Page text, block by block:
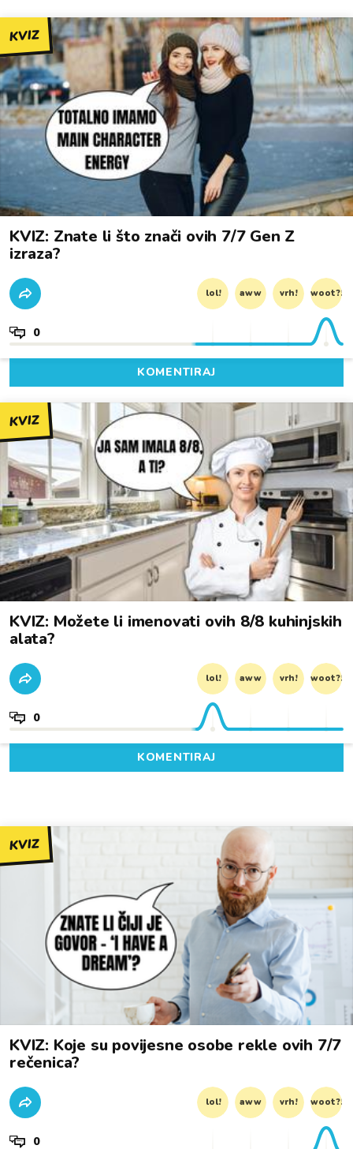
KVIZ
KVIZ: Znate li što znači ovih 7/7 Gen Z
izraza?
lol! aww vrh! woot?!
0
KOMENTIRAJ
KVIZ
KVIZ: Možete li imenovati ovih 8/8 kuhinjskih
alata?
lol! aww vrh! woot?!
0
KOMENTIRAJ
KVIZ
KVIZ: Koje su povijesne osobe rekle ovih 7/7
rečenica?
lol! aww vrh! woot?!
0